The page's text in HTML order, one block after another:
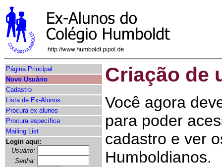
Página Principal
Novo Usuário
Cadastro
Lista de Ex-Alunos
Procura ex-alunos
Procura específica
Mailing List
Login aqui:
Usuário:
Senha:
Criação de
Você agora
para poder
cadastro e ver
Humboldianos.